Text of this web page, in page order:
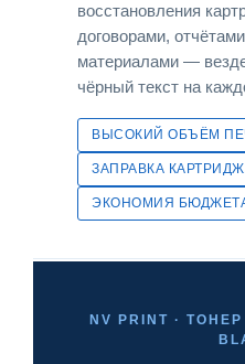
восстановления
договорами,
материалами —
чёрный текст на
ВЫСОКИЙ ОБЪЁМ
ЗАПРАВКА
ЭКОНОМИЯ
NV PRINT ·